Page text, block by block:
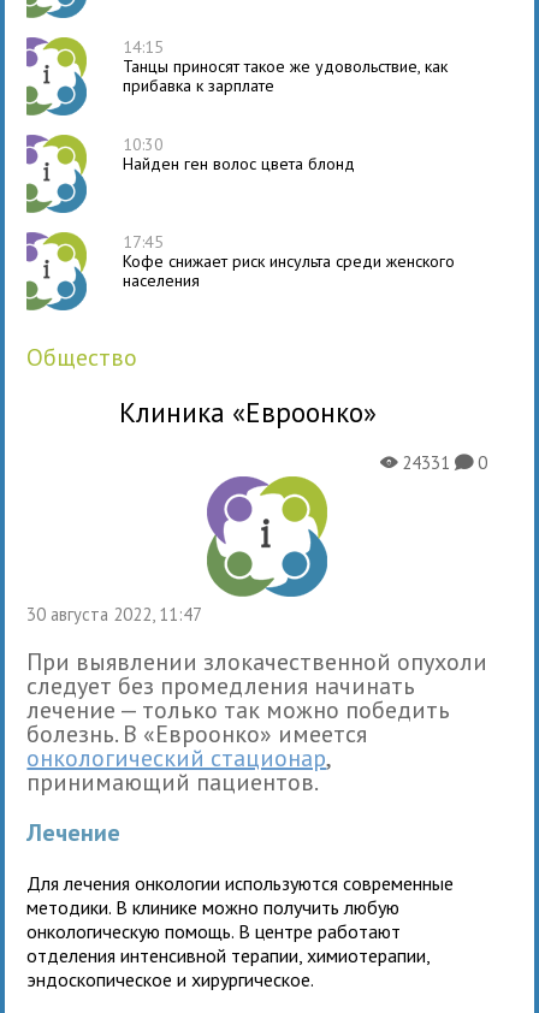
14:15
Танцы приносят такое же удовольствие, как
прибавка к зарплате
10:30
Найден ген волос цвета блонд
17:45
Кофе снижает риск инсульта среди женского
населения
общество
Клиника «Евроонко»
30 августа 2022, 11:47
X24331K0
При выявлении злокачественной опухоли
следует без промедления начинать
лечение — только так можно победить
болезнь. В «Евроонко» имеется
онкологический стационар,
принимающий пациентов.
Лечение
Для лечения онкологии используются современные
методики. В клинике можно получить любую
онкологическую помощь. В центре работают
отделения интенсивной терапии, химиотерапии,
эндоскопическое и хирургическое.